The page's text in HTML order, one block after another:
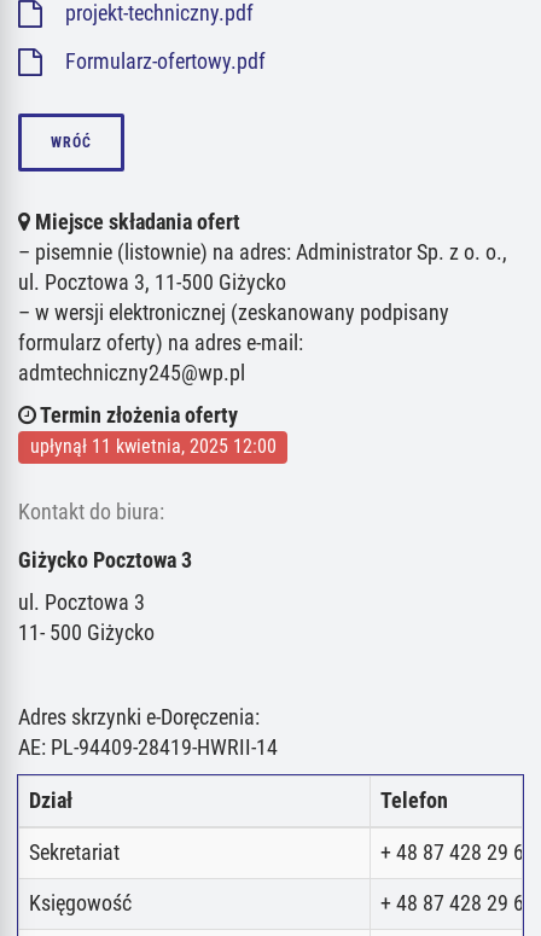
projekt-techniczny.pdf
Formularz-ofertowy.pdf
WRÓĆ
Miejsce składania ofert
– pisemnie (listownie) na adres: Administrator Sp. z o. o.,
ul. Pocztowa 3, 11-500 Giżycko
– w wersji elektronicznej (zeskanowany podpisany
formularz oferty) na adres e-mail:
admtechniczny245@wp.pl
Termin złożenia oferty
upłynął 11 kwietnia, 2025 12:00
Kontakt do biura:
Giżycko Pocztowa 3
ul. Pocztowa 3
11- 500 Giżycko
Adres skrzynki e-Doręczenia:
AE: PL-94409-28419-HWRII-14
Dział Telefon
Sekretariat + 48 87 428 29 62
Księgowość + 48 87 428 29 62